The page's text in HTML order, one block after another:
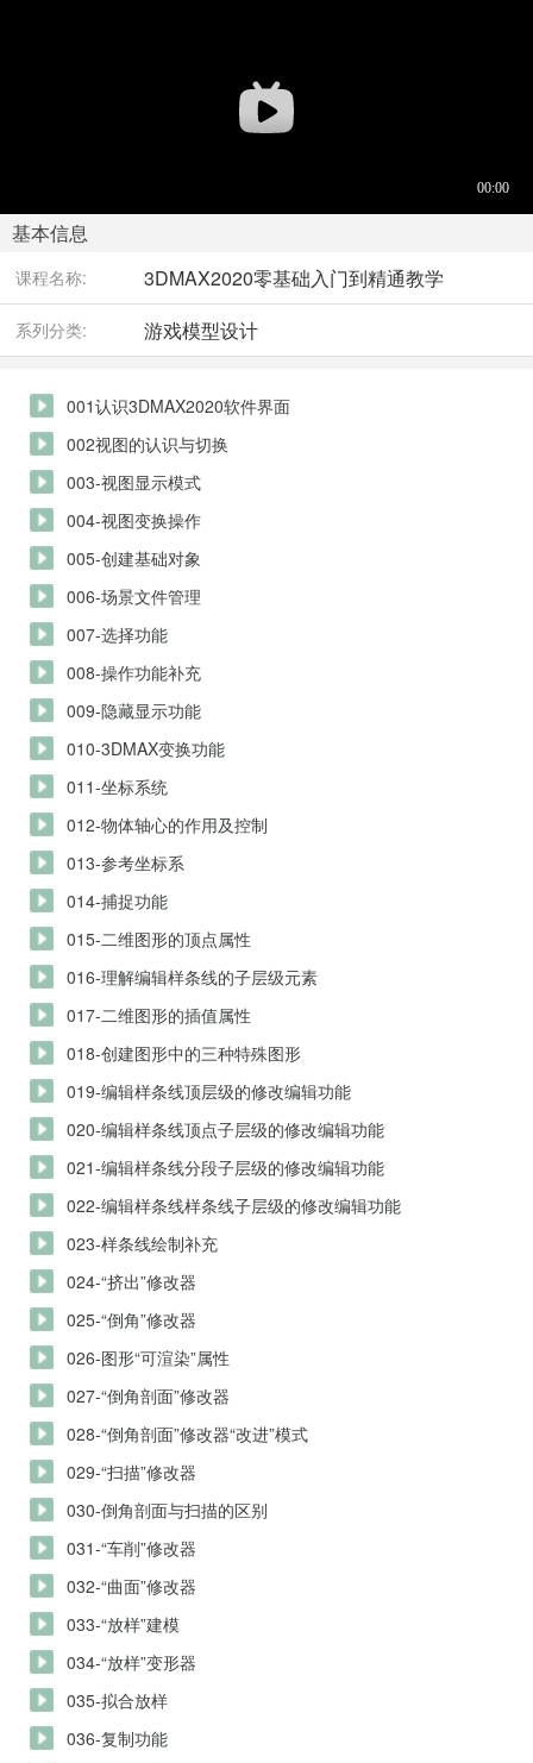
基本信息
课程名称: 3DMAX2020零基础入门到精通教学
系列分类: 游戏模型设计
001认识3DMAX2020软件界面
002视图的认识与切换
003-视图显示模式
004-视图变换操作
005-创建基础对象
006-场景文件管理
007-选择功能
008-操作功能补充
009-隐藏显示功能
010-3DMAX变换功能
011-坐标系统
012-物体轴心的作用及控制
013-参考坐标系
014-捕捉功能
015-二维图形的顶点属性
016-理解编辑样条线的子层级元素
017-二维图形的插值属性
018-创建图形中的三种特殊图形
019-编辑样条线顶层级的修改编辑功能
020-编辑样条线顶点子层级的修改编辑功能
021-编辑样条线分段子层级的修改编辑功能
022-编辑样条线样条线子层级的修改编辑功能
023-样条线绘制补充
024-“挤出”修改器
025-“倒角”修改器
026-图形“可渲染”属性
027-“倒角剖面”修改器
028-“倒角剖面”修改器“改进”模式
029-“扫描”修改器
030-倒角剖面与扫描的区别
031-“车削”修改器
032-“曲面”修改器
033-“放样”建模
034-“放样”变形器
035-拟合放样
036-复制功能